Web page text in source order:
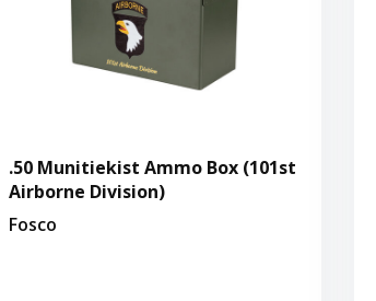
.50 Munitiekist Ammo Box (101st
Airborne Division)
Fosco